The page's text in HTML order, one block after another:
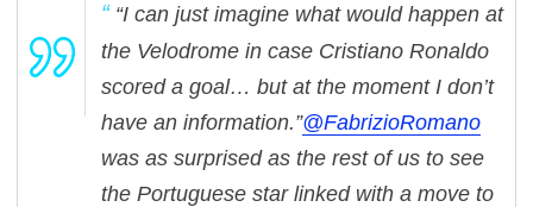
“I can just imagine what would happen at
the Velodrome in case Cristiano Ronaldo
scored a goal… but at the moment I don’t
have an information.”@FabrizioRomano
was as surprised as the rest of us to see
the Portuguese star linked with a move to